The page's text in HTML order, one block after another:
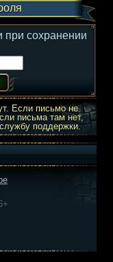
при сохранении
Если письмо не
письма там нет,
поддержки.